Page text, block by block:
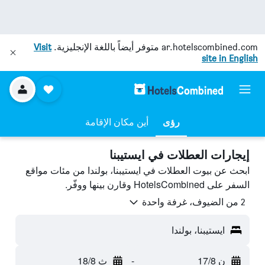
ar.hotelscombined.com متوفر أيضاً باللغة الإنجليزية.Visit
site in English
رؤى أين مكان الإقامة
إيجارات العطلات في ايستيبنا
ابحث عن بيوت العطلات في ايستيبنا، بولندا من مئات مواقع
السفر على HotelsCombined وقارن بينها ووفّر.
2 من الضيوف، غرفة واحدة
ايستيبنا، بولندا
ن 17/8 - ث 18/8